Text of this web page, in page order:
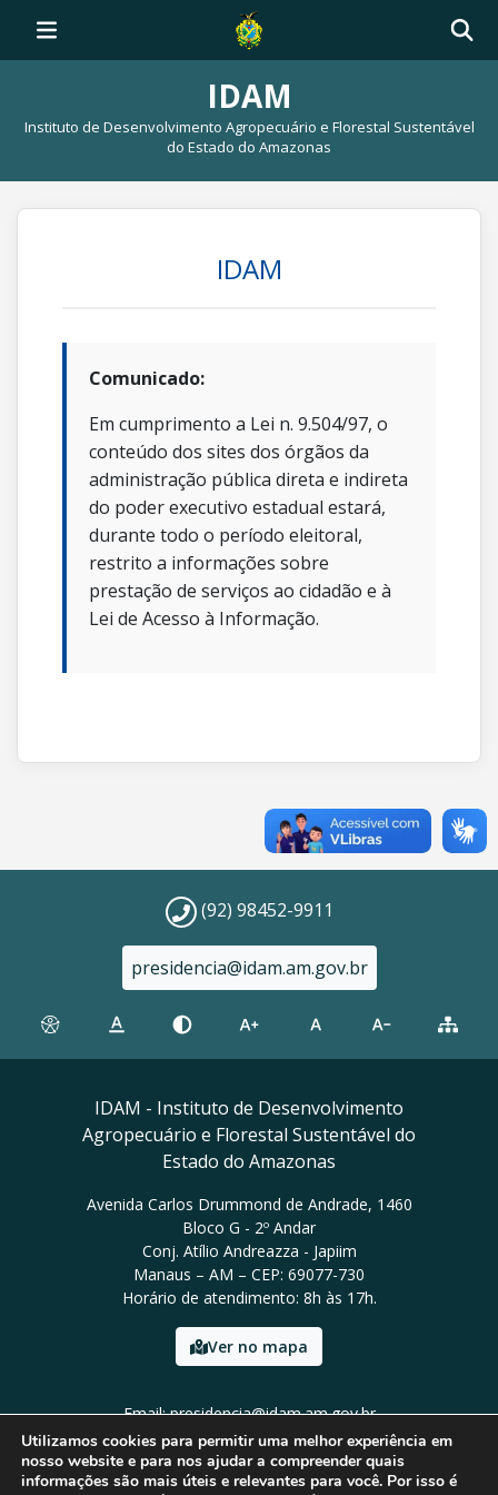
IDAM
Instituto de Desenvolvimento Agropecuário e Florestal Sustentável
do Estado do Amazonas
IDAM
Comunicado:
Em cumprimento a Lei n. 9.504/97, o
conteúdo dos sites dos órgãos da
administração pública direta e indireta
do poder executivo estadual estará,
durante todo o período eleitoral,
restrito a informações sobre
prestação de serviços ao cidadão e à
Lei de Acesso à Informação.
(92) 98452-9911
presidencia@idam.am.gov.br
IDAM - Instituto de Desenvolvimento
Agropecuário e Florestal Sustentável do
Estado do Amazonas
Avenida Carlos Drummond de Andrade, 1460
Bloco G - 2º Andar
Conj. Atílio Andreazza - Japiim
Manaus – AM – CEP: 69077-730
Horário de atendimento: 8h às 17h.
Ver no mapa
Email: presidencia@idam.am.gov.br
Tel: (92) 98452-9911
Utilizamos cookies para permitir uma melhor experiência em
nosso website e para nos ajudar a compreender quais
informações são mais úteis e relevantes para você. Por isso é